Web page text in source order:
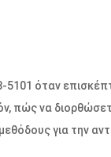
5101 όταν
πώς να
για την